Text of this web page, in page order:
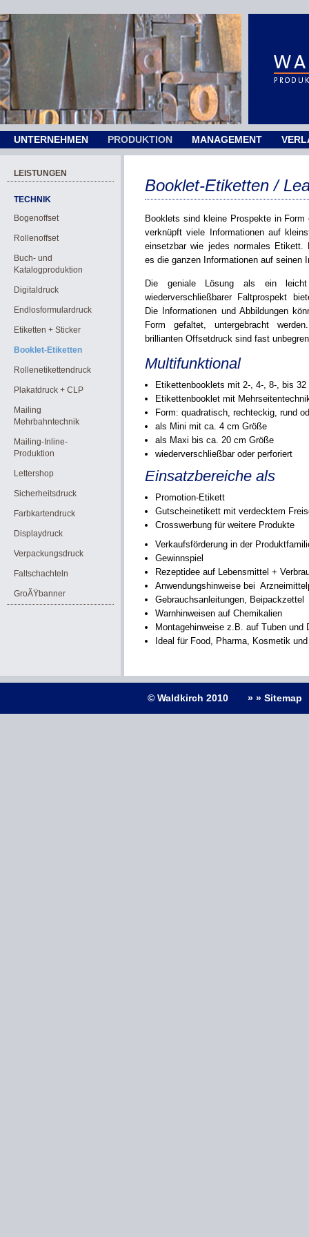
UNTERNEHMEN PRODUKTION MANAGEMENT
LEISTUNGEN
TECHNIK
Bogenoffset
Rollenoffset
Buch- und
Katalogproduktion
Digitaldruck
Endlosformulardruck
Etiketten + Sticker
Booklet-Etiketten
Rollenetikettendruck
Plakatdruck + CLP
Mailing
Mehrbahntechnik
Mailing-Inline-
Produktion
Lettershop
Sicherheitsdruck
Farbkartendruck
Displaydruck
Verpackungsdruck
Faltschachteln
GroÃŸbanner
Booklet-Etiketten /
Booklets sind kleine Prospekte in
verknüpft viele Informationen auf
einsetzbar wie jedes normales Etikett.
es die ganzen Informationen auf seinen
Die geniale Lösung als ein
wiederverschließbarer Faltprospekt
Die Informationen und Abbildungen
Form gefaltet, untergebracht
brillianten Offsetdruck sind fast
Multifunktional
Etikettenbooklets mit 2-, 4-, 8-, bis 32
Etikettenbooklet mit
Form: quadratisch, rechteckig, rund
als Mini mit ca. 4 cm Größe
als Maxi bis ca. 20 cm Größe
wiederverschließbar oder perforiert
Einsatzbereiche als
Promotion-Etikett
Gutscheinetikett mit verdecktem
Crosswerbung für weitere Produkte
Verkaufsförderung in der
Gewinnspiel
Rezeptidee auf Lebensmittel +
Anwendungshinweise bei
Gebrauchsanleitungen, Beipackzettel
Warnhinweisen auf Chemikalien
Montagehinweise z.B. auf Tuben und
Ideal für Food, Pharma, Kosmetik
© Waldkirch 2010 » » Sitemap